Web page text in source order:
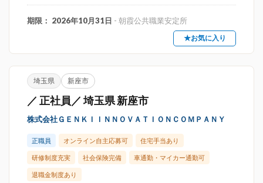
期限： 2026年10月31日 - 朝霞公共職業安定所
★お気に入り
埼玉県 新座市
／ 正社員／ 埼玉県 新座市
株式会社ＧＥＮＫＩＩＮＮＯＶＡＴＩＯＮＣＯＭＰＡＮＹ
正職員 オンライン自主応募可 住宅手当あり
研修制度充実 社会保険完備 車通勤・マイカー通勤可
退職金制度あり